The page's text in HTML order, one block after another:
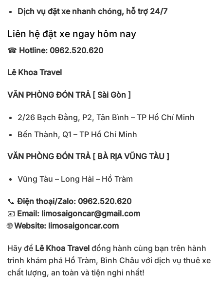
Dịch vụ đặt xe nhanh chóng, hỗ trợ 24/7
Liên hệ đặt xe ngay hôm nay
☎ Hotline: 0962.520.620
Lê Khoa Travel
VĂN PHÒNG ĐÓN TRẢ [ Sài Gòn ]
2/26 Bạch Đằng, P2, Tân Bình – TP Hồ Chí Minh
Bến Thành, Q1 – TP Hồ Chí Minh
VĂN PHÒNG ĐÓN TRẢ [ BÀ RỊA VŨNG TÀU ]
Vũng Tàu – Long Hải – Hồ Tràm
📞 Điện thoại/Zalo: 0962.520.620
📧 Email: limosaigoncar@gmail.com
🌐Website: limosaigoncar.com
Hãy để Lê Khoa Travel đồng hành cùng bạn trên hành
trình khám phá Hồ Tràm, Bình Châu với dịch vụ thuê xe
chất lượng, an toàn và tiện nghi nhất!